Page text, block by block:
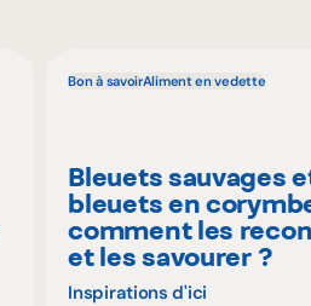
Bon à savoirAliment en vedette
Bleuets sauvages
bleuets en
comment les
et les savourer ?
Inspirations d'ici